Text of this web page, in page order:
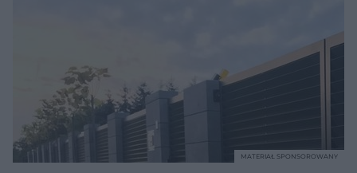
MATERIAŁ SPONSOROWANY